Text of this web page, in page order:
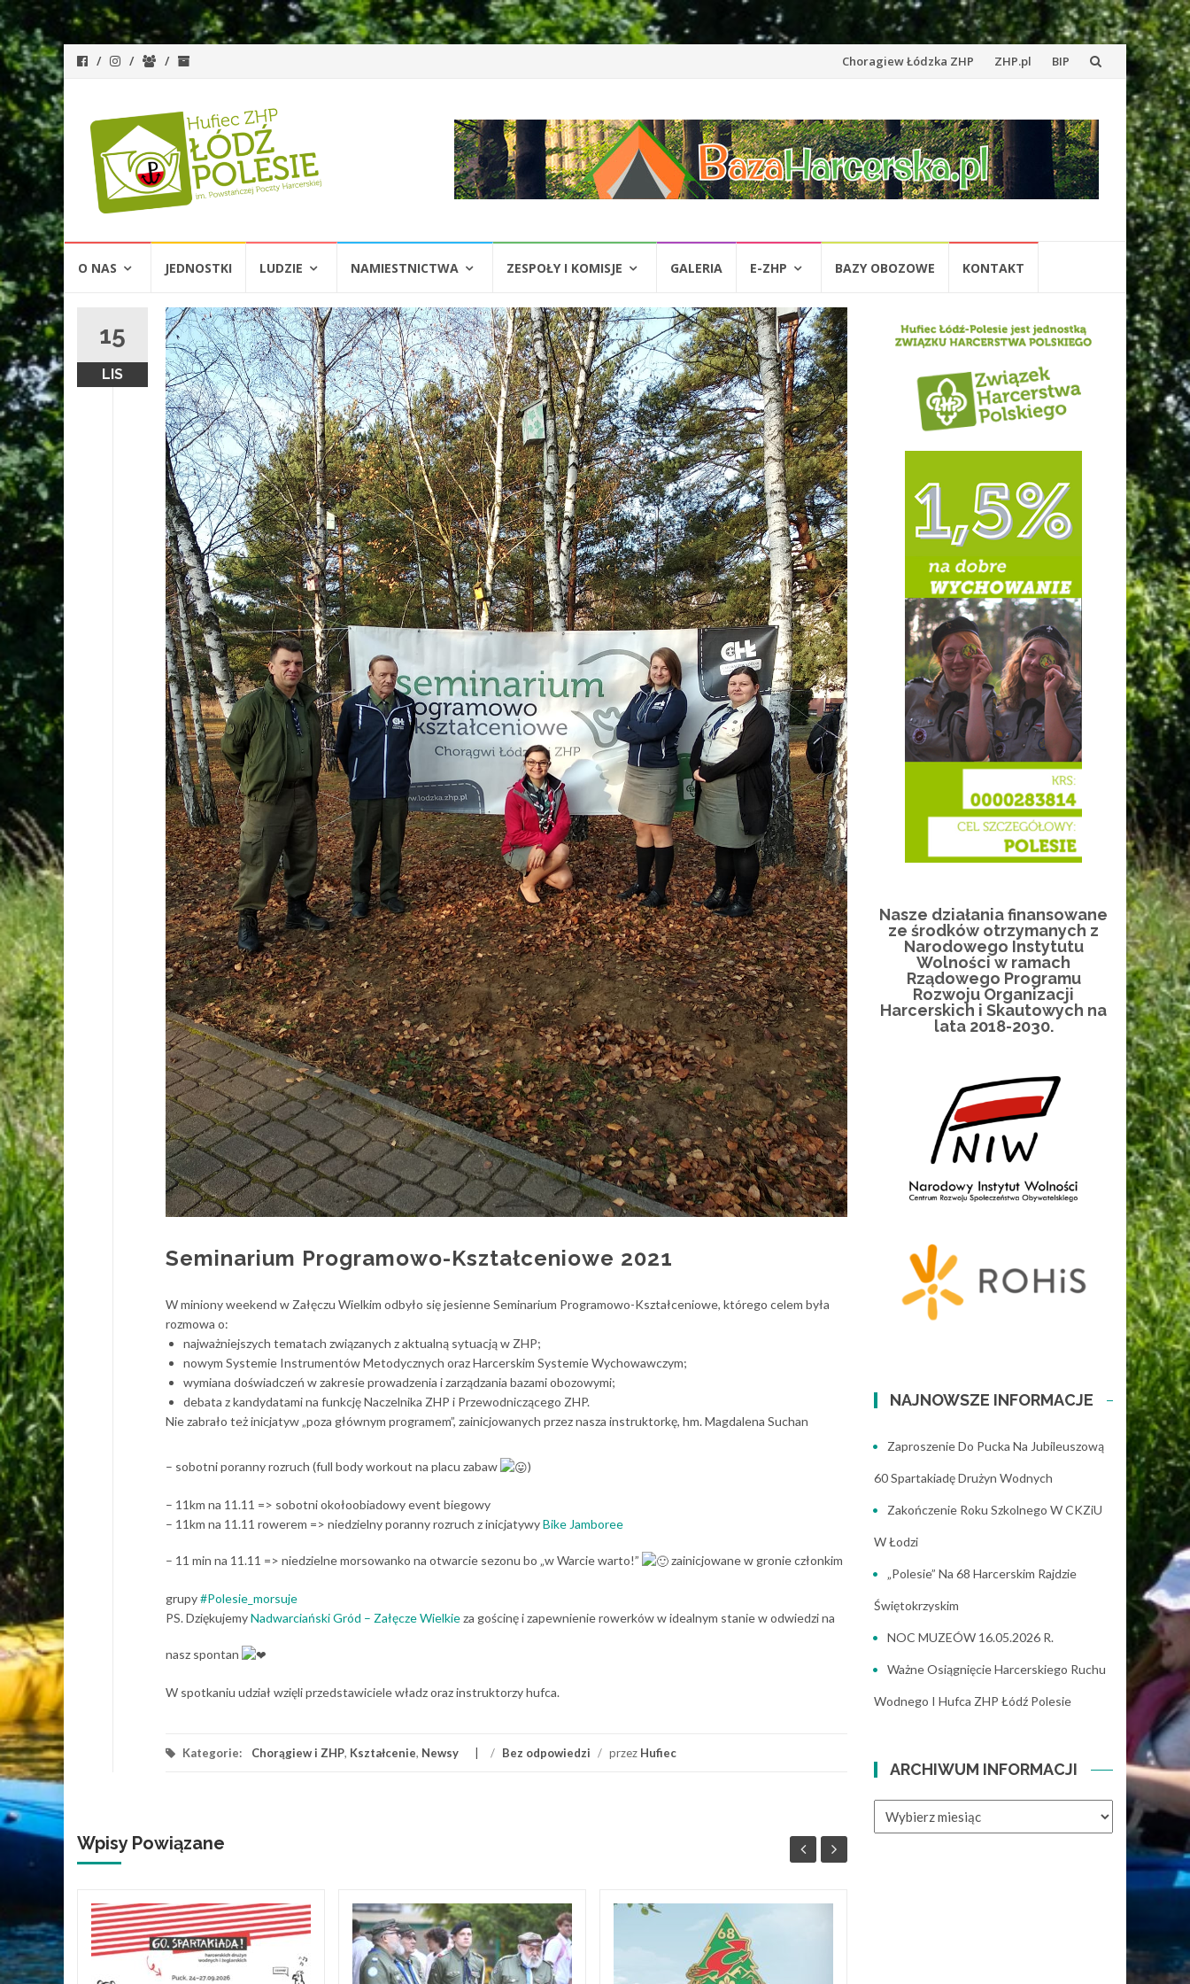
Przejdź
treści
Choragiew Łódzka ZHP ZHP.pl BIP
O NAS JEDNOSTKI LUDZIE NAMIESTNICTWA ZESPOŁY I KOMISJE GALERIA E-ZHP BAZY OBOZOWE KONTAKT
15
LIS
Seminarium Programowo-Kształceniowe 2021
W miniony weekend w Załęczu Wielkim odbyło się jesienne Seminarium Programowo-Kształceniowe, którego celem była
rozmowa o:
najważniejszych tematach związanych z aktualną sytuacją w ZHP;
nowym Systemie Instrumentów Metodycznych oraz Harcerskim Systemie Wychowawczym;
wymiana doświadczeń w zakresie prowadzenia i zarządzania bazami obozowymi;
debata z kandydatami na funkcję Naczelnika ZHP i Przewodniczącego ZHP.
Nie zabrało też inicjatyw „poza głównym programem”, zainicjowanych przez nasza instruktorkę, hm. Magdalena Suchan
– sobotni poranny rozruch (full body workout na placu zabaw )
– 11km na 11.11 => sobotni okołoobiadowy event biegowy
– 11km na 11.11 rowerem => niedzielny poranny rozruch z inicjatywyBike Jamboree
– 11 min na 11.11 => niedzielne morsowanko na otwarcie sezonu bo „w Warcie warto!” zainicjowane w gronie członkim
grupy#Polesie_morsuje
PS. DziękujemyNadwarciański Gród – Załęcze Wielkieza gościnę i zapewnienie rowerków w idealnym stanie w odwiedzi na
nasz spontan
W spotkaniu udział wzięli przedstawiciele władz oraz instruktorzy hufca.
Kategorie: Chorągiew i ZHP, Kształcenie, Newsy / Bez odpowiedzi / przez Hufiec
Wpisy Powiązane
Nasze działania finansowane
ze środków otrzymanych z
Narodowego Instytutu
Wolności w ramach
Rządowego Programu
Rozwoju Organizacji
Harcerskich i Skautowych na
lata 2018-2030.
NAJNOWSZE INFORMACJE
Zaproszenie Do Pucka Na Jubileuszową
60 Spartakiadę Drużyn Wodnych
Zakończenie Roku Szkolnego W CKZiU
W Łodzi
„Polesie” Na 68 Harcerskim Rajdzie
Świętokrzyskim
NOC MUZEÓW 16.05.2026 R.
Ważne Osiągnięcie Harcerskiego Ruchu
Wodnego I Hufca ZHP Łódź Polesie
ARCHIWUM INFORMACJI
INFORMACJI